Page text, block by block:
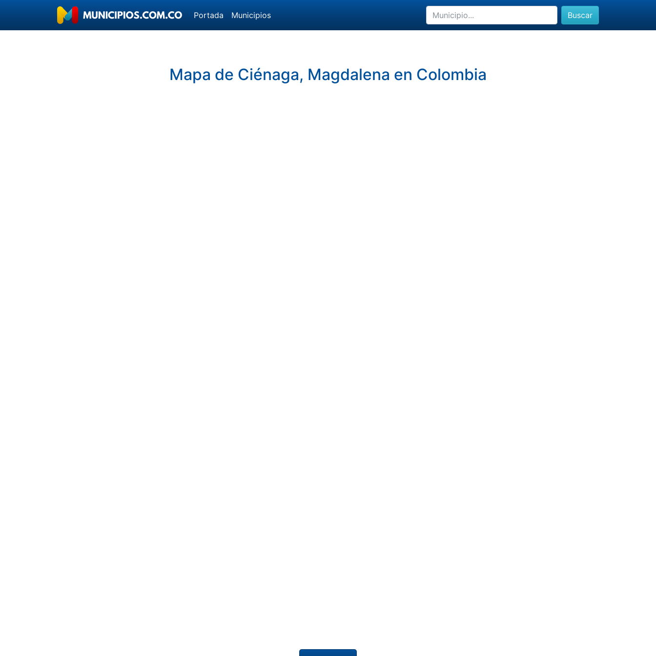
Portada Municipios Buscar
Mapa de Ciénaga, Magdalena en Colombia